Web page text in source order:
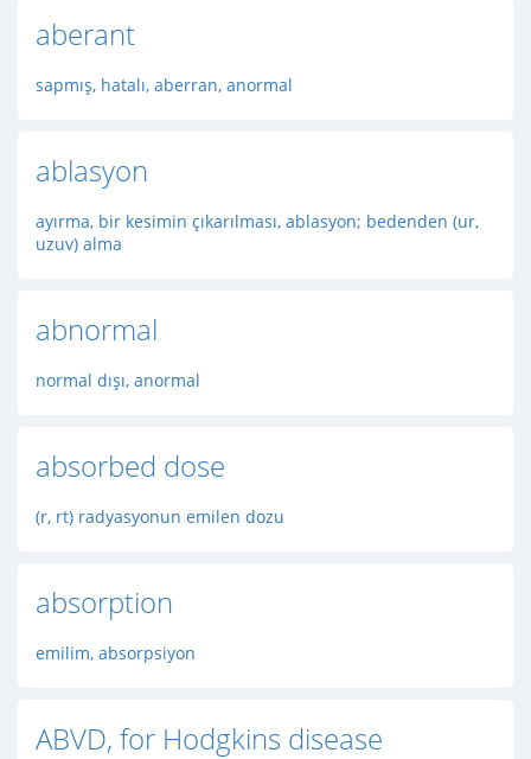
aberant
sapmış, hatalı, aberran, anormal
ablasyon
ayırma, bir kesimin çıkarılması, ablasyon; bedenden (ur,
uzuv) alma
abnormal
normal dışı, anormal
absorbed dose
(r, rt) radyasyonun emilen dozu
absorption
emilim, absorpsiyon
ABVD, for Hodgkins disease